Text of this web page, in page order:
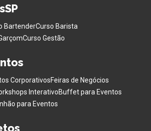
BartenderCurso Barista
Curso Gestão
CorporativosFeiras de Negócios
InterativoBuffet para Eventos
para Eventos